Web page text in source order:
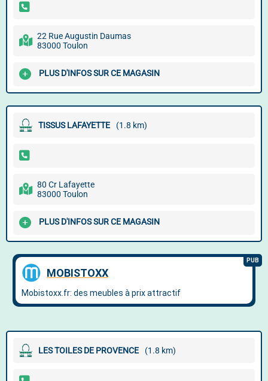
22 Rue Augustin Daumas
83000 Toulon
PLUS D'INFOS SUR CE MAGASIN
TISSUS LAFAYETTE (1.8 km)
80 Cr Lafayette
83000 Toulon
PLUS D'INFOS SUR CE MAGASIN
LES TOILES DE PROVENCE (1.8 km)